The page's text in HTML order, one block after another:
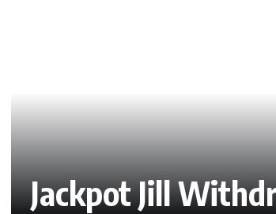
Jackpot Jill